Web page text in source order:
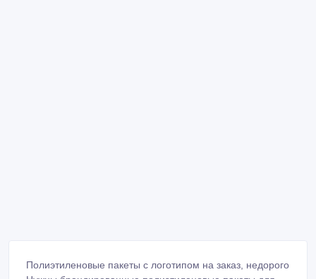
Просчет цены по вашему запросу онлайн и по